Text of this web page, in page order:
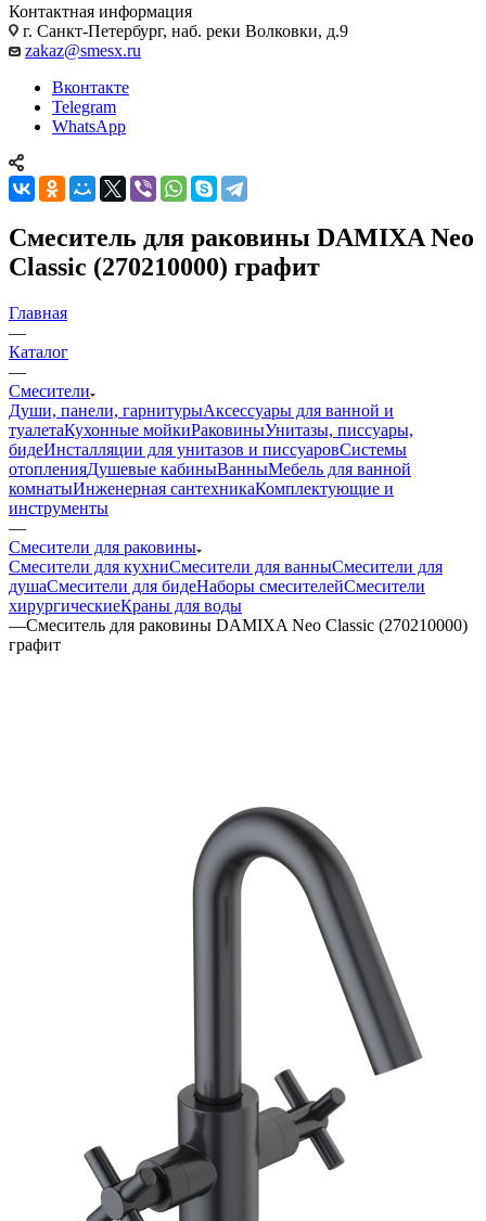
Контактная информация
г. Санкт-Петербург, наб. реки Волковки, д.9
zakaz@smesx.ru
Вконтакте
Telegram
WhatsApp
Смеситель для раковины DAMIXA Neo
Classic (270210000) графит
Главная
—
Каталог
—
Смесители
Души, панели, гарнитурыАксессуары для ванной и
туалетаКухонные мойкиРаковиныУнитазы, писсуары,
бидеИнсталляции для унитазов и писсуаровСистемы
отопленияДушевые кабиныВанныМебель для ванной
комнатыИнженерная сантехникаКомплектующие и
инструменты
—
Смесители для раковины
Смесители для кухниСмесители для ванныСмесители для
душаСмесители для бидеНаборы смесителейСмесители
хирургическиеКраны для воды
—Смеситель для раковины DAMIXA Neo Classic (270210000)
графит